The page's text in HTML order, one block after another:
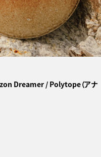
Dreamer / Polytope（アナ